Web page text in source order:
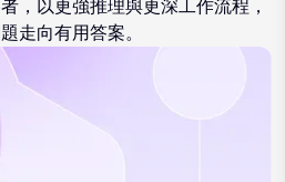
，以更強推理與更深工作流程，
走向有用答案。